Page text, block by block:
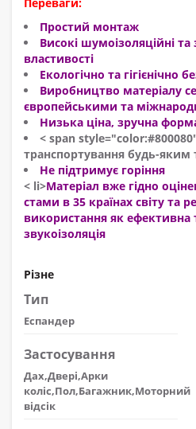
Простий монтаж
Високі шумоізоляційні та
властивості
Екологічно та гігієнічно
Виробництво матеріалу
європейськими та
Низька ціна, зручна
< span
транспортування будь-яким
Не підтримує горіння
< li>Матеріал вже гідно
стами в 35 країнах світу та
використання як ефективна
звукоізоляція
Різне
Тип
Еспандер
Застосування
Дах,Двері,Арки
коліс,Пол,Багажник,Моторний
відсік